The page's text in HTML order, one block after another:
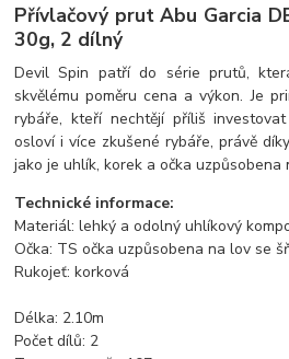
Přívlačový prut Abu Garcia
30g, 2 dílný
Devil Spin patří do série prutů,
skvělému poměru cena a výkon. Je
rybáře, kteří nechtějí příliš
osloví i více zkušené rybáře, právě
jako je uhlík, korek a očka uzpůsobena
Technické informace:
Materiál: lehký a odolný uhlíkový
Očka: TS očka uzpůsobena na lov se
Rukojeť: korková
Délka: 2.10m
Počet dílů: 2